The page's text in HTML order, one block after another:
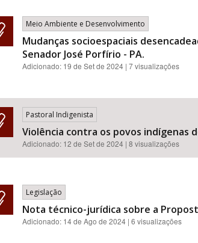
Meio Ambiente e Desenvolvimento
Mudanças socioespaciais
Senador José Porfírio - PA.
Adicionado: 19 de Set de 2024 | 7 visualizações
Pastoral Indigenista
Violência contra os povos indígenas
Adicionado: 12 de Set de 2024 | 8 visualizações
Legislação
Nota técnico-jurídica sobre a
Adicionado: 14 de Ago de 2024 | 6 visualizações